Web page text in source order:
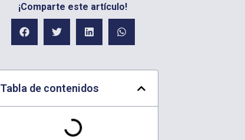
¡Comparte este artículo!
Tabla de contenidos